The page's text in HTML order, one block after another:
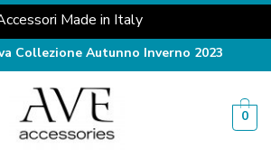
Made in Italy
Collezione Autunno Inverno 2023
0